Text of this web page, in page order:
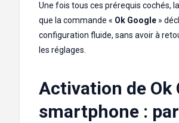
Une fois tous ces prérequis cochés,
que la commande « Ok Google »
configuration fluide, sans avoir à
les réglages.
Activation de Ok
smartphone :